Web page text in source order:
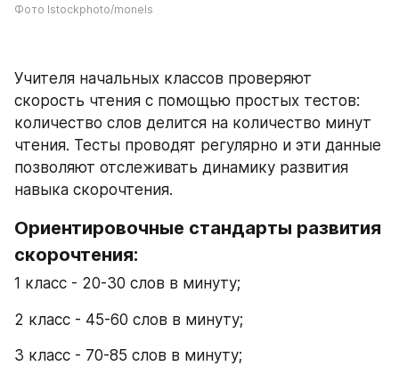
Фото Istockphoto/monels
Учителя начальных классов проверяют
скорость чтения с помощью простых тестов:
количество слов делится на количество минут
чтения. Тесты проводят регулярно и эти данные
позволяют отслеживать динамику развития
навыка скорочтения.
Ориентировочные стандарты развития
скорочтения:
1 класс - 20-30 слов в минуту;
2 класс - 45-60 слов в минуту;
3 класс - 70-85 слов в минуту;